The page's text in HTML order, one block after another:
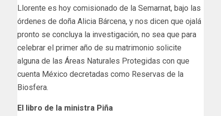
Llorente es hoy comisionado de la Semarnat, bajo las
órdenes de doña Alicia Bárcena, y nos dicen que ojalá
pronto se concluya la investigación, no sea que para
celebrar el primer año de su matrimonio solicite
alguna de las Áreas Naturales Protegidas con que
cuenta México decretadas como Reservas de la
Biosfera.
El libro de la ministra Piña